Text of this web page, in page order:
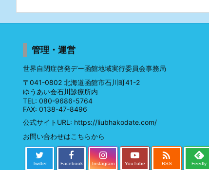
管理・運営
世界自閉症啓発デー函館地域実行委員会事務局
〒041-0802 北海道函館市石川町41-2
ゆうあい会石川診療所内
TEL: 080-9686-5764
FAX: 0138-47-8496
公式サイトURL: https://liubhakodate.com/
お問い合わせはこちらから
Twitter Facebook Instagram YouTube

RSS Feedly